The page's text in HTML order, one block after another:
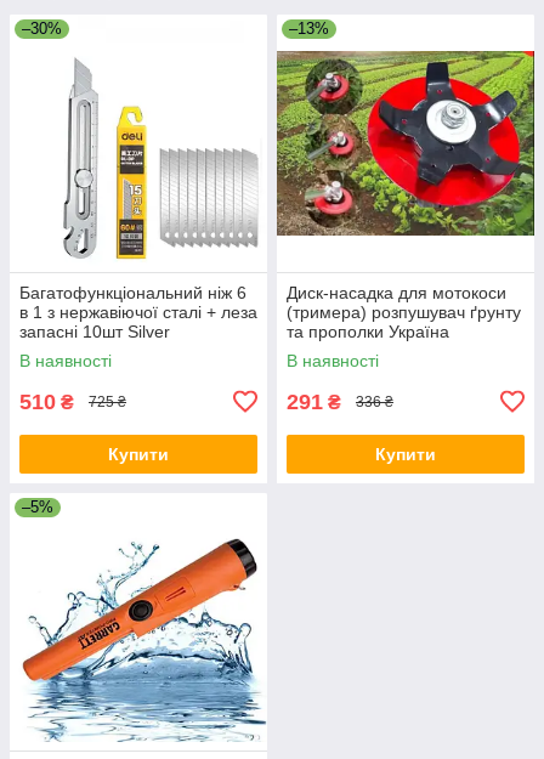
–30%
Багатофункціональний ніж 6
в 1 з нержавіючої сталі + леза
запасні 10шт Silver
В наявності
510 ₴ 725 ₴
Купити
–13%
Диск-насадка для мотокоси
(тримера) розпушувач ґрунту
та прополки Україна
В наявності
291 ₴ 336 ₴
Купити
–5%